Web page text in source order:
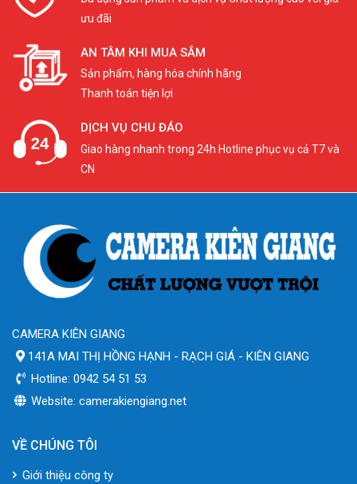
ưu đãi
AN TÂM KHI MUA SẮM
Sản phẩm, hàng hóa chính hãng
Thanh toán tiện lợi
DỊCH VỤ CHU ĐÁO
Giao hàng nhanh trong 24h Hotline phục vụ cả T7 và
CN
CAMERA KIÊN GIANG
141A MAI THỊ HỒNG HẠNH - RẠCH GIÁ - KIÊN GIANG
Hotline: 0942 54 51 53
Website: camerakiengiang.net
VỀ CHÚNG TÔI
Giới thiệu công ty